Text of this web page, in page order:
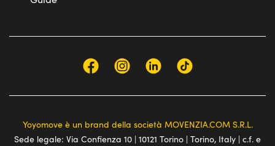
Yoyomove è un brand della società MOVENZIA.COM S.R.L.
Sede legale: Via Confienza 10 | 10121 Torino | Torino, Italy | c.f. e